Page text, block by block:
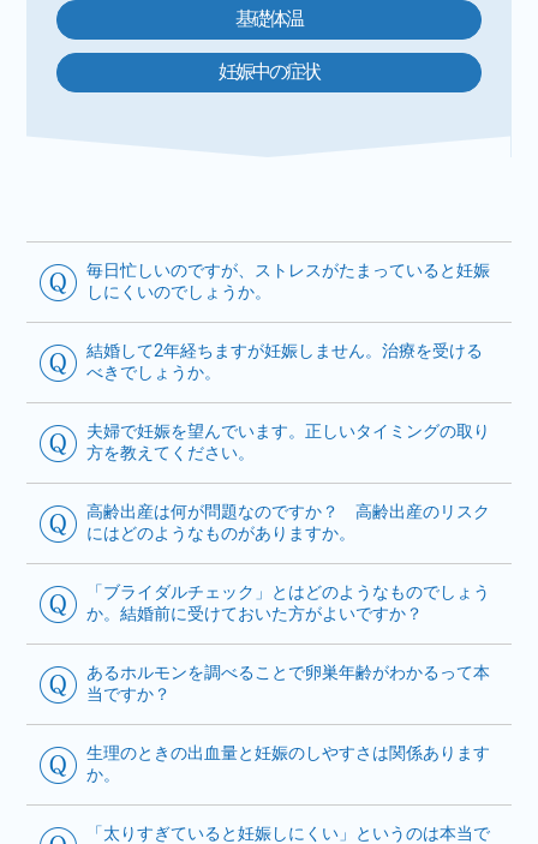
基礎体温
妊娠中の症状
毎日忙しいのですが、ストレスがたまっていると妊娠
しにくいのでしょうか。
結婚して2年経ちますが妊娠しません。治療を受ける
べきでしょうか。
夫婦で妊娠を望んでいます。正しいタイミングの取り
方を教えてください。
高齢出産は何が問題なのですか？ 高齢出産のリスク
にはどのようなものがありますか。
「ブライダルチェック」とはどのようなものでしょう
か。結婚前に受けておいた方がよいですか？
あるホルモンを調べることで卵巣年齢がわかるって本
当ですか？
生理のときの出血量と妊娠のしやすさは関係あります
か。
「太りすぎていると妊娠しにくい」というのは本当で